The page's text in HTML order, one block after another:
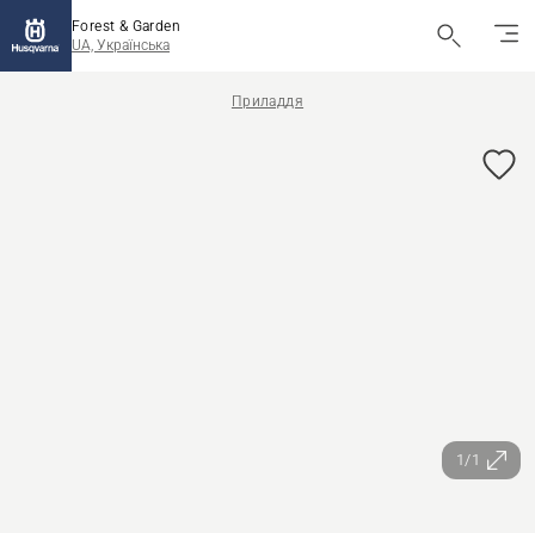
Forest & Garden
UA, Українська
Приладдя
1/1